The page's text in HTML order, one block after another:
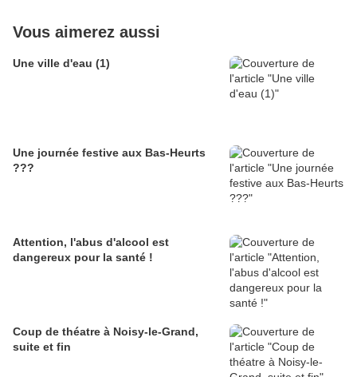
Vous aimerez aussi
Une ville d'eau (1)
Une journée festive aux Bas-Heurts
???
Attention, l'abus d'alcool est
dangereux pour la santé !
Coup de théatre à Noisy-le-Grand,
suite et fin